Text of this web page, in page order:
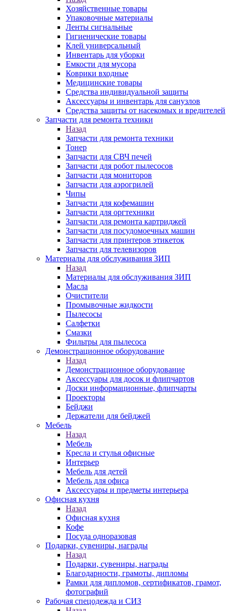
Хозяйственные товары
Упаковочные материалы
Ленты сигнальные
Гигиенические товары
Клей универсальный
Инвентарь для уборки
Емкости для мусора
Коврики входные
Медицинские товары
Средства индивидуальной защиты
Аксессуары и инвентарь для санузлов
Средства защиты от насекомых и вредителей
Запчасти для ремонта техники
Назад
Запчасти для ремонта техники
Тонер
Запчасти для СВЧ печей
Запчасти для робот пылесосов
Запчасти для мониторов
Запчасти для аэрогрилей
Чипы
Запчасти для кофемашин
Запчасти для оргтехники
Запчасти для ремонта картриджей
Запчасти для посудомоечных машин
Запчасти для принтеров этикеток
Запчасти для телевизоров
Материалы для обслуживания ЗИП
Назад
Материалы для обслуживания ЗИП
Масла
Очистители
Промывочные жидкости
Пылесосы
Салфетки
Смазки
Фильтры для пылесоса
Демонстрационное оборудование
Назад
Демонстрационное оборудование
Аксессуары для досок и флипчартов
Доски информационные, флипчарты
Проекторы
Бейджи
Держатели для бейджей
Мебель
Назад
Мебель
Кресла и стулья офисные
Интерьер
Мебель для детей
Мебель для офиса
Аксессуары и предметы интерьера
Офисная кухня
Назад
Офисная кухня
Кофе
Посуда одноразовая
Подарки, сувениры, награды
Назад
Подарки, сувениры, награды
Благодарности, грамоты, дипломы
Рамки для дипломов, сертификатов, грамот,
фотографий
Рабочая спецодежда и СИЗ